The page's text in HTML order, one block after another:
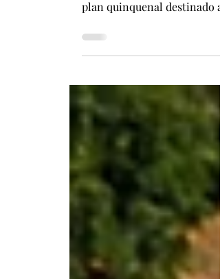
El gobierno chino
plan quinquenal destinado
seguridad alimentaria,